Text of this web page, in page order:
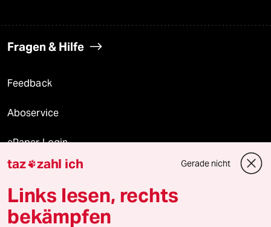
Fragen & Hilfe
Feedback
Aboservice
ePaper Login
Downloads für Abonnierende
taz zahl ich Gerade nicht
Links lesen, rechts
bekämpfen